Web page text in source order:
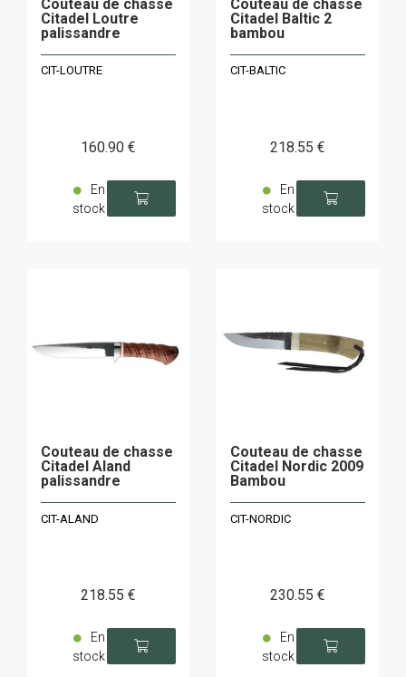
Couteau de chasse
Citadel Loutre
palissandre
CIT-LOUTRE
160.90 €
En
stock
Couteau de chasse
Citadel Baltic 2
bambou
CIT-BALTIC
218.55 €
En
stock
Couteau de chasse
Citadel Aland
palissandre
CIT-ALAND
218.55 €
En
stock
Couteau de chasse
Citadel Nordic 2009
Bambou
CIT-NORDIC
230.55 €
En
stock